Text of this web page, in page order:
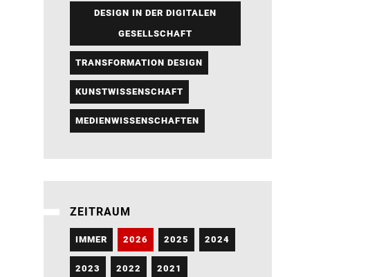
DESIGN IN DER DIGITALEN
GESELLSCHAFT
TRANSFORMATION DESIGN
KUNSTWISSENSCHAFT
MEDIENWISSENSCHAFTEN
ZEITRAUM
IMMER 2026 2025 2024
2023 2022 2021